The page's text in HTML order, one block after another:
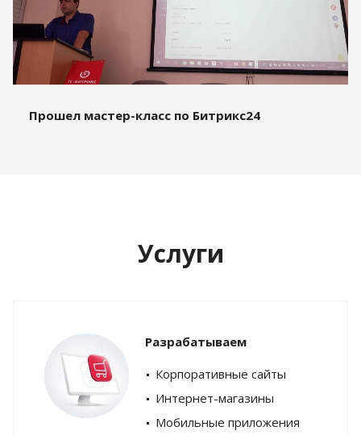
Прошел мастер-класс по Битрикс24
Услуги
Разрабатываем
Корпоративные сайты
Интернет-магазины
Мобильные приложения